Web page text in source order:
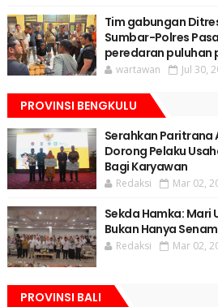
Tim gabungan
Sumbar-Polres
peredaran puluhan
wartawan Jul 30,
PROVINSI BENGKULU
Serahkan Paritrana
Dorong Pelaku
Bagi Karyawan
Redaksi Mar 02,
Sekda Hamka: Mari
Bukan Hanya
Redaksi Mar 02,
PROVINSI BALI